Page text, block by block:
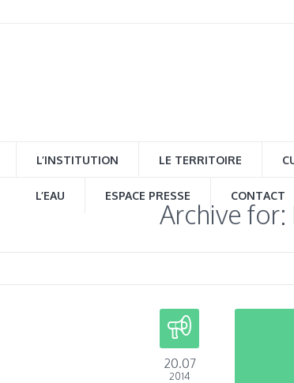
L’INSTITUTION LE TERRITOIRE
L’EAU ESPACE PRESSE CONTACT
Archive for:
20.07
2014